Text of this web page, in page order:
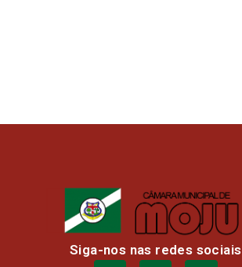
Siga-nos nas redes sociais